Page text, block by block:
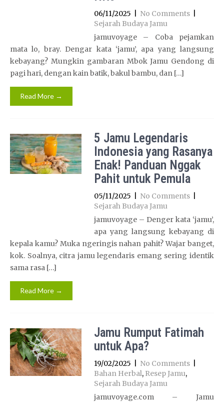
06/11/2025 No Comments
Sejarah Budaya Jamu
jamuvoyage – Coba pejamkan
mata lo, bray. Dengar kata ‘jamu’, apa yang langsung
kebayang? Mungkin gambaran Mbok Jamu Gendong di
pagi hari, dengan kain batik, bakul bambu, dan […]
Read More →
5 Jamu Legendaris
Indonesia yang Rasanya
Enak! Panduan Nggak
Pahit untuk Pemula
05/11/2025 No Comments
Sejarah Budaya Jamu
jamuvoyage – Denger kata ‘jamu’,
apa yang langsung kebayang di
kepala kamu? Muka ngeringis nahan pahit? Wajar banget,
kok. Soalnya, citra jamu legendaris emang sering identik
sama rasa […]
Read More →
Jamu Rumput Fatimah
untuk Apa?
19/02/2025 No Comments
Bahan Herbal, Resep Jamu,
Sejarah Budaya Jamu
jamuvoyage.com – Jamu